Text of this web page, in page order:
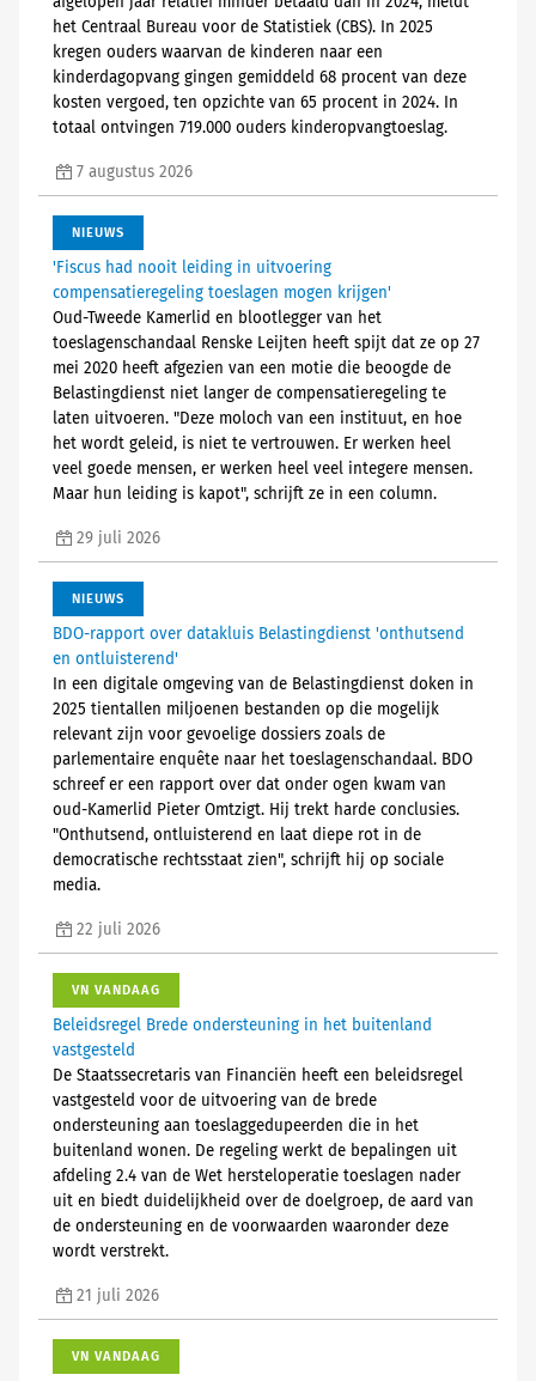
het Centraal Bureau voor de Statistiek (CBS). In 2025
kregen ouders waarvan de kinderen naar een
kinderdagopvang gingen gemiddeld 68 procent van deze
kosten vergoed, ten opzichte van 65 procent in 2024. In
totaal ontvingen 719.000 ouders kinderopvangtoeslag.
7 augustus 2026
NIEUWS
'Fiscus had nooit leiding in uitvoering
compensatieregeling toeslagen mogen krijgen'
Oud-Tweede Kamerlid en blootlegger van het
toeslagenschandaal Renske Leijten heeft spijt dat ze op 27
mei 2020 heeft afgezien van een motie die beoogde de
Belastingdienst niet langer de compensatieregeling te
laten uitvoeren. "Deze moloch van een instituut, en hoe
het wordt geleid, is niet te vertrouwen. Er werken heel
veel goede mensen, er werken heel veel integere mensen.
Maar hun leiding is kapot", schrijft ze in een column.
29 juli 2026
NIEUWS
BDO-rapport over datakluis Belastingdienst 'onthutsend
en ontluisterend'
In een digitale omgeving van de Belastingdienst doken in
2025 tientallen miljoenen bestanden op die mogelijk
relevant zijn voor gevoelige dossiers zoals de
parlementaire enquête naar het toeslagenschandaal. BDO
schreef er een rapport over dat onder ogen kwam van
oud-Kamerlid Pieter Omtzigt. Hij trekt harde conclusies.
"Onthutsend, ontluisterend en laat diepe rot in de
democratische rechtsstaat zien", schrijft hij op sociale
media.
22 juli 2026
VN VANDAAG
Beleidsregel Brede ondersteuning in het buitenland
vastgesteld
De Staatssecretaris van Financiën heeft een beleidsregel
vastgesteld voor de uitvoering van de brede
ondersteuning aan toeslaggedupeerden die in het
buitenland wonen. De regeling werkt de bepalingen uit
afdeling 2.4 van de Wet hersteloperatie toeslagen nader
uit en biedt duidelijkheid over de doelgroep, de aard van
de ondersteuning en de voorwaarden waaronder deze
wordt verstrekt.
21 juli 2026
VN VANDAAG